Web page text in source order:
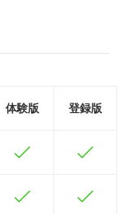
体験版 登録版